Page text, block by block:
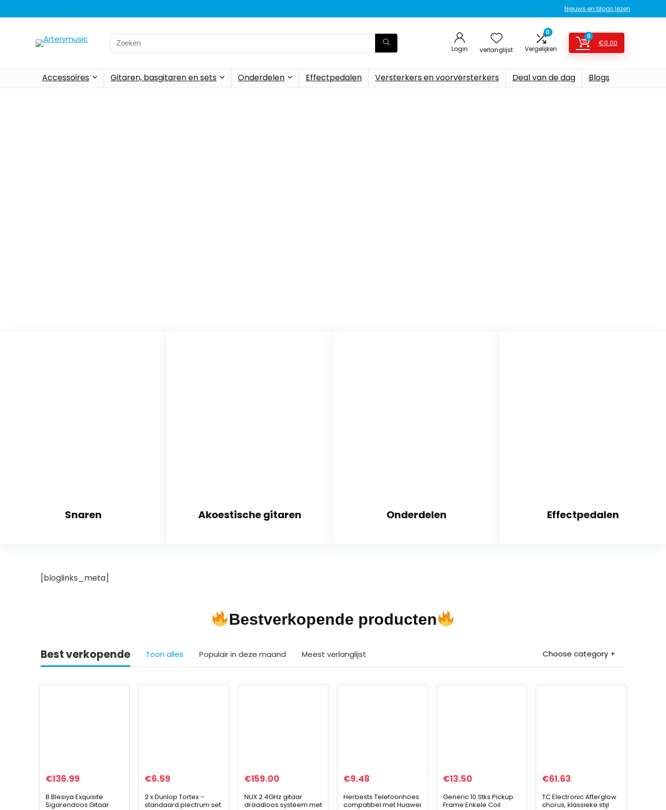
Nieuws en blogs lezen
Login verlanglijst
0
Vergelijken
0
€0.00
Accessoires Gitaren, basgitaren en sets Onderdelen Effectpedalen Versterkers en voorversterkers Deal van de dag Blogs
Snaren Akoestische gitaren Onderdelen Effectpedalen
[bloglinks_meta]
Bestverkopende producten
Best verkopende Toon alles Populair in deze maand Meest verlanglijst Choose category
€136.99
B Blesiya Exquisite
Sigarendoos Gitaar
€6.59
2 x Dunlop Tortex –
standaard plectrum set
€159.00
NUX 2.4GHz gitaar
draadloos systeem met
€9.48
Herbests Telefoonhoes
compatibel met Huawei
€13.50
Generic 10 Stks Pickup
Frame Enkele Coil
€61.63
TC Electronic Afterglow
chorus, klassieke stijl